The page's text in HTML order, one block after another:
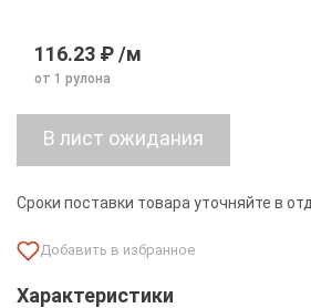
116.23 ₽ /м
от 1 рулона
Сроки поставки товара уточняйте в
Характеристики